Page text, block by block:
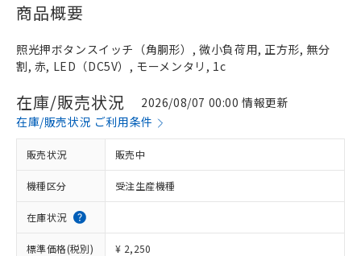
商品概要
照光押ボタンスイッチ（角胴形）, 微小負荷用, 正方形, 無分
割, 赤, LED（DC5V）, モーメンタリ, 1c
在庫/販売状況
2026/08/07 00:00 情報更新
在庫/販売状況 ご利用条件
販売状況 販売中
機種区分 受注生産機種
在庫状況
標準価格(税別) ¥ 2,250